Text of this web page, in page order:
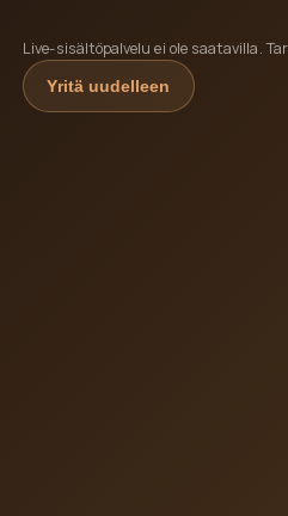
Live-sisältöpalvelu ei ole saatavilla.
Yritä uudelleen